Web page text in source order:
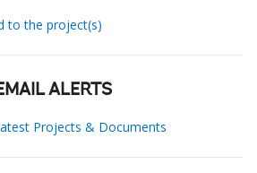
to the project(s)
ALERTS
Projects & Documents